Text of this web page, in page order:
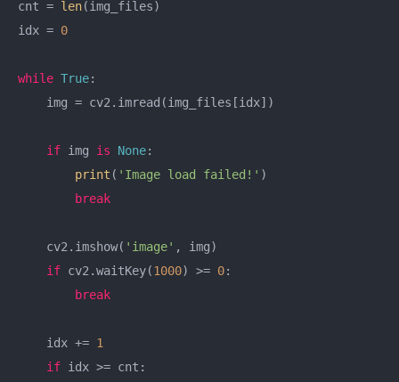
cnt = len(img_files)
idx = 0
while True:
    img = cv2.imread(img_files[idx])
if img is None:
print ( 'Image load failed!' )
break
    cv2.imshow(
'image' , img)
if cv2.waitKey(1000) >= 0:
break
    idx +=
1
if idx >= cnt: